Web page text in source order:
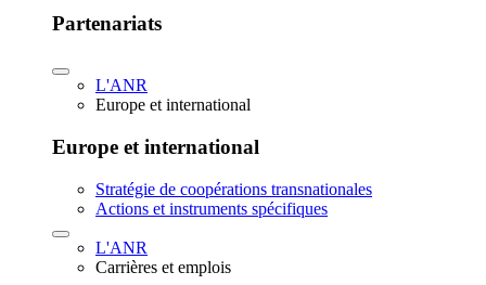
Partenariats
L'ANR
Europe et international
Europe et international
Stratégie de coopérations transnationales
Actions et instruments spécifiques
L'ANR
Carrières et emplois